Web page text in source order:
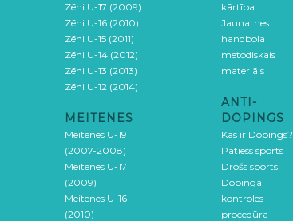
Zēni U-17 (2009)
Zēni U-16 (2010)
Zēni U-15 (2011)
Zēni U-14 (2012)
Zēni U-13 (2013)
Zēni U-12 (2014)
MEITENES
Meitenes U-19
(2007-2008)
Meitenes U-17
(2009)
Meitenes U-16
(2010)
kārtība
Jaunatnes
handbola
metodiskais
materiāls
ANTI-
DOPINGS
Kas ir Dopings?
Patiess sports
Drošs sports
Dopinga
kontroles
procedūra